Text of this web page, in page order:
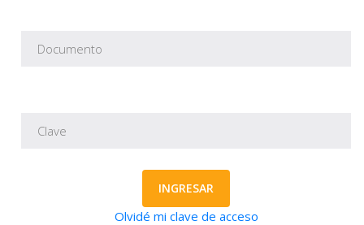
INGRESAR
Olvidé mi clave de acceso